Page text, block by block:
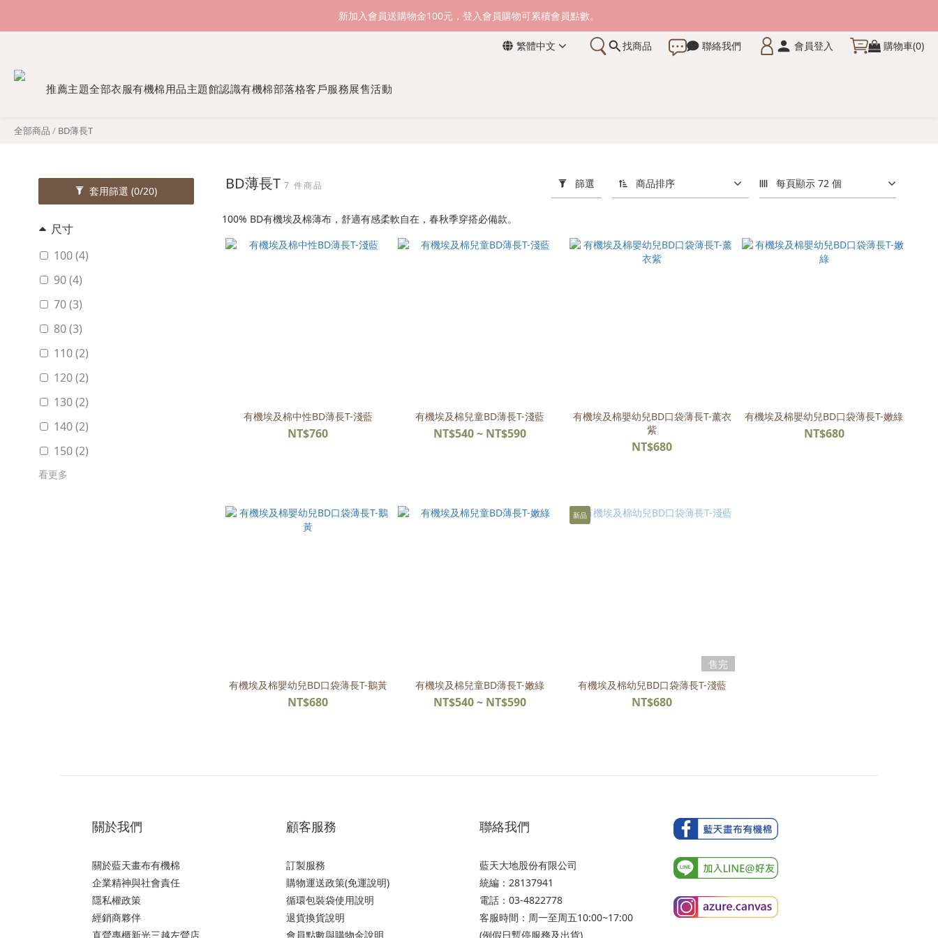
新加入會員送購物金100元，登入會員購物可累積會員點數。
新加入會員送購物金100元，登入會員購物可累積會員點數。
滿1500元免運費。 滿2000元，貨到付款免運。
繁體中文 找商品 聯絡我們 會員登入 購物車(0)
推薦主題全部衣服有機棉用品主題館認識有機棉部落格客戶服務展售活動
全部商品 / BD薄長T
套用篩選 (0/20)
尺寸
100 (4)
90 (4)
70 (3)
80 (3)
110 (2)
120 (2)
130 (2)
140 (2)
150 (2)
看更多
BD薄長T7 件商品 篩選 商品排序 每頁顯示 72 個
100% BD有機埃及棉薄布，舒適有感柔軟自在，春秋季穿搭必備款。
有機埃及棉中性BD薄長T-淺藍
NT$760
有機埃及棉兒童BD薄長T-淺藍
NT$540 ~ NT$590
有機埃及棉嬰幼兒BD口袋薄長T-薰衣
紫
NT$680
有機埃及棉嬰幼兒BD口袋薄長T-嫩綠
NT$680
有機埃及棉嬰幼兒BD口袋薄長T-鵝黃
NT$680
有機埃及棉兒童BD薄長T-嫩綠
NT$540 ~ NT$590
新品
售完
有機埃及棉幼兒BD口袋薄長T-淺藍
NT$680
關於我們
關於藍天畫布有機棉
企業精神與社會責任
隱私權政策
經銷商夥伴
直營專櫃新光三越左營店
顧客服務
訂製服務
購物運送政策(免運說明)
循環包裝袋使用說明
退貨換貨說明
會員點數與購物金說明
聯絡我們
藍天大地股份有限公司
統編：28137941
電話：03-4822778
客服時間：周一至周五10:00~17:00
(例假日暫停服務及出貨)